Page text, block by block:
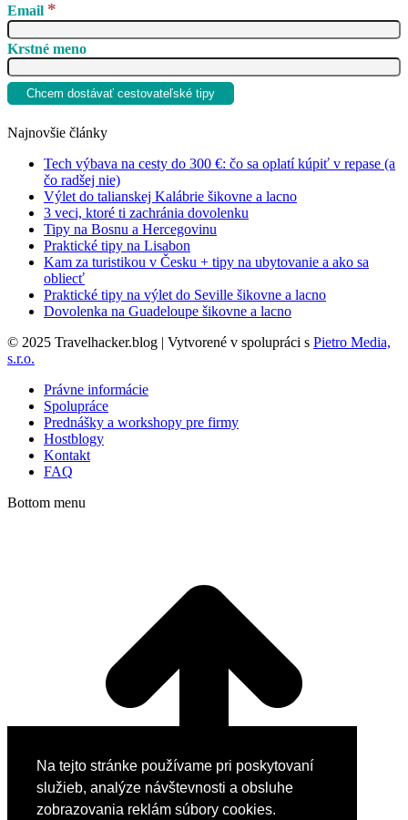
Na tejto stránke používame pri poskytovaní
služieb, analýze návštevnosti a obsluhe
zobrazovania reklám súbory cookies.
Email *
Krstné meno
Najnovšie články
Tech výbava na cesty do 300 €: čo sa oplatí kúpiť v repase (a
čo radšej nie)
Výlet do talianskej Kalábrie šikovne a lacno
3 veci, ktoré ti zachránia dovolenku
Tipy na Bosnu a Hercegovinu
Praktické tipy na Lisabon
Kam za turistikou v Česku + tipy na ubytovanie a ako sa
obliecť
Praktické tipy na výlet do Seville šikovne a lacno
Dovolenka na Guadeloupe šikovne a lacno
© 2025 Travelhacker.blog | Vytvorené v spolupráci s Pietro Media,
s.r.o.
Právne informácie
Spolupráce
Prednášky a workshopy pre firmy
Hostblogy
Kontakt
FAQ
Bottom menu